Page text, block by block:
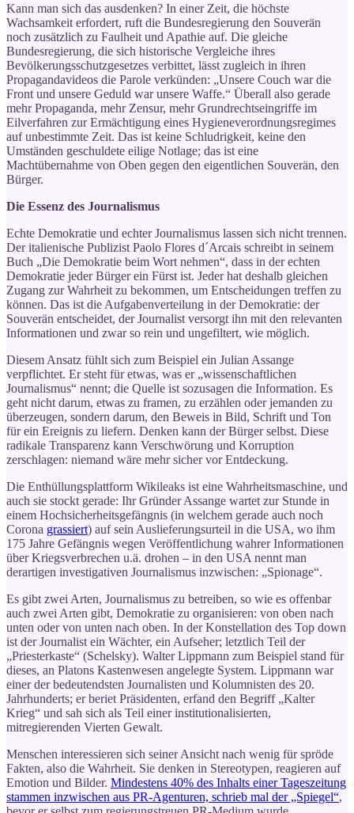
Kann man sich das ausdenken? In einer Zeit, die höchste
Wachsamkeit erfordert, ruft die Bundesregierung den Souverän
noch zusätzlich zu Faulheit und Apathie auf. Die gleiche
Bundesregierung, die sich historische Vergleiche ihres
Bevölkerungsschutzgesetzes verbittet, lässt zugleich in ihren
Propagandavideos die Parole verkünden: „Unsere Couch war die
Front und unsere Geduld war unsere Waffe.“ Überall also gerade
mehr Propaganda, mehr Zensur, mehr Grundrechtseingriffe im
Eilverfahren zur Ermächtigung eines Hygieneverordnungsregimes
auf unbestimmte Zeit. Das ist keine Schludrigkeit, keine den
Umständen geschuldete eilige Notlage; das ist eine
Machtübernahme von Oben gegen den eigentlichen Souverän, den
Bürger.
Die Essenz des Journalismus
Echte Demokratie und echter Journalismus lassen sich nicht trennen.
Der italienische Publizist Paolo Flores d´Arcais schreibt in seinem
Buch „Die Demokratie beim Wort nehmen“, dass in der echten
Demokratie jeder Bürger ein Fürst ist. Jeder hat deshalb gleichen
Zugang zur Wahrheit zu bekommen, um Entscheidungen treffen zu
können. Das ist die Aufgabenverteilung in der Demokratie: der
Souverän entscheidet, der Journalist versorgt ihn mit den relevanten
Informationen und zwar so rein und ungefiltert, wie möglich.
Diesem Ansatz fühlt sich zum Beispiel ein Julian Assange
verpflichtet. Er steht für etwas, was er „wissenschaftlichen
Journalismus“ nennt; die Quelle ist sozusagen die Information. Es
geht nicht darum, etwas zu framen, zu erzählen oder jemanden zu
überzeugen, sondern darum, den Beweis in Bild, Schrift und Ton
für ein Ereignis zu liefern. Denken kann der Bürger selbst. Diese
radikale Transparenz kann Verschwörung und Korruption
zerschlagen: niemand wäre mehr sicher vor Entdeckung.
Die Enthüllungsplattform Wikileaks ist eine Wahrheitsmaschine, und
auch sie stockt gerade: Ihr Gründer Assange wartet zur Stunde in
einem Hochsicherheitsgefängnis (in welchem gerade auch noch
Corona grassiert) auf sein Auslieferungsurteil in die USA, wo ihm
175 Jahre Gefängnis wegen Veröffentlichung wahrer Informationen
über Kriegsverbrechen u.ä. drohen – in den USA nennt man
derartigen investigativen Journalismus inzwischen: „Spionage“.
Es gibt zwei Arten, Journalismus zu betreiben, so wie es offenbar
auch zwei Arten gibt, Demokratie zu organisieren: von oben nach
unten oder von unten nach oben. In der Konstellation des Top down
ist der Journalist ein Wächter, ein Aufseher; letztlich Teil der
„Priesterkaste“ (Schelsky). Walter Lippmann zum Beispiel stand für
dieses, an Platons Kastenwesen angelegte System. Lippmann war
einer der bedeutendsten Journalisten und Kolumnisten des 20.
Jahrhunderts; er beriet Präsidenten, erfand den Begriff „Kalter
Krieg“ und sah sich als Teil einer institutionalisierten,
mitregierenden Vierten Gewalt.
Menschen interessieren sich seiner Ansicht nach wenig für spröde
Fakten, also die Wahrheit. Sie denken in Stereotypen, reagieren auf
Emotion und Bilder. Mindestens 40% des Inhalts einer Tageszeitung
stammen inzwischen aus PR-Agenturen, schrieb mal der „Spiegel“,